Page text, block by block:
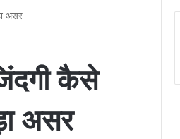
असर
कैसे
असर